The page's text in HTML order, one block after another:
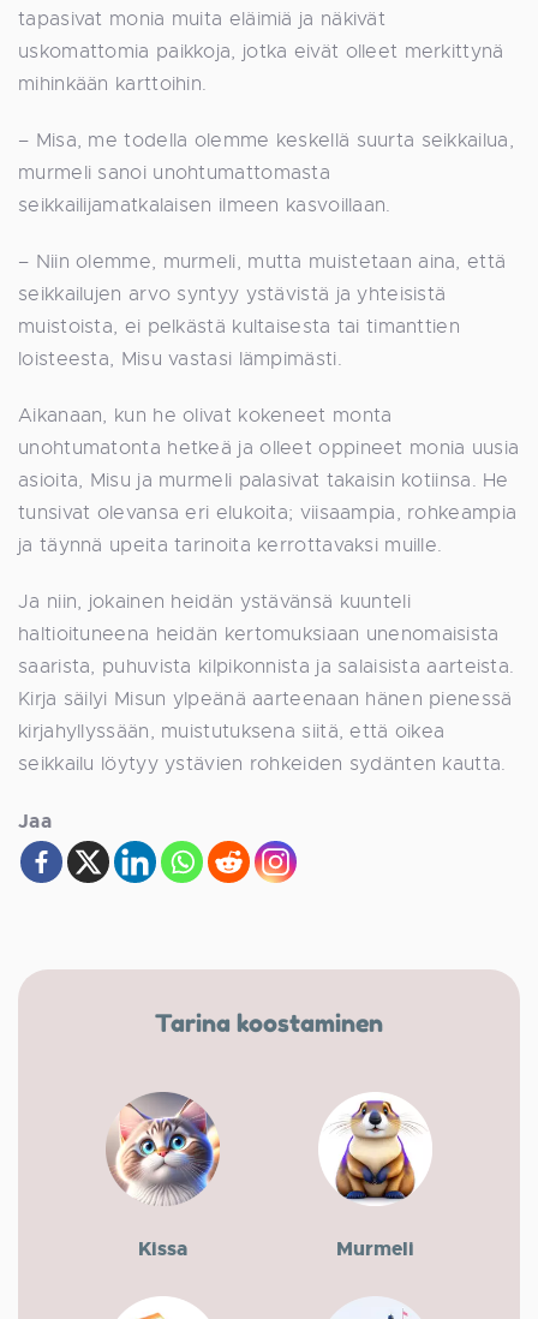
tapasivat monia muita eläimiä ja näkivät
uskomattomia paikkoja, jotka eivät olleet merkittynä
mihinkään karttoihin.
– Misa, me todella olemme keskellä suurta seikkailua,
murmeli sanoi unohtumattomasta
seikkailijamatkalaisen ilmeen kasvoillaan.
– Niin olemme, murmeli, mutta muistetaan aina, että
seikkailujen arvo syntyy ystävistä ja yhteisistä
muistoista, ei pelkästä kultaisesta tai timanttien
loisteesta, Misu vastasi lämpimästi.
Aikanaan, kun he olivat kokeneet monta
unohtumatonta hetkeä ja olleet oppineet monia uusia
asioita, Misu ja murmeli palasivat takaisin kotiinsa. He
tunsivat olevansa eri elukoita; viisaampia, rohkeampia
ja täynnä upeita tarinoita kerrottavaksi muille.
Ja niin, jokainen heidän ystävänsä kuunteli
haltioituneena heidän kertomuksiaan unenomaisista
saarista, puhuvista kilpikonnista ja salaisista aarteista.
Kirja säilyi Misun ylpeänä aarteenaan hänen pienessä
kirjahyllyssään, muistutuksena siitä, että oikea
seikkailu löytyy ystävien rohkeiden sydänten kautta.
Jaa
Tarina koostaminen
Kissa Murmeli